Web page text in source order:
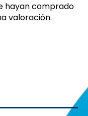
hayan comprado
valoración.